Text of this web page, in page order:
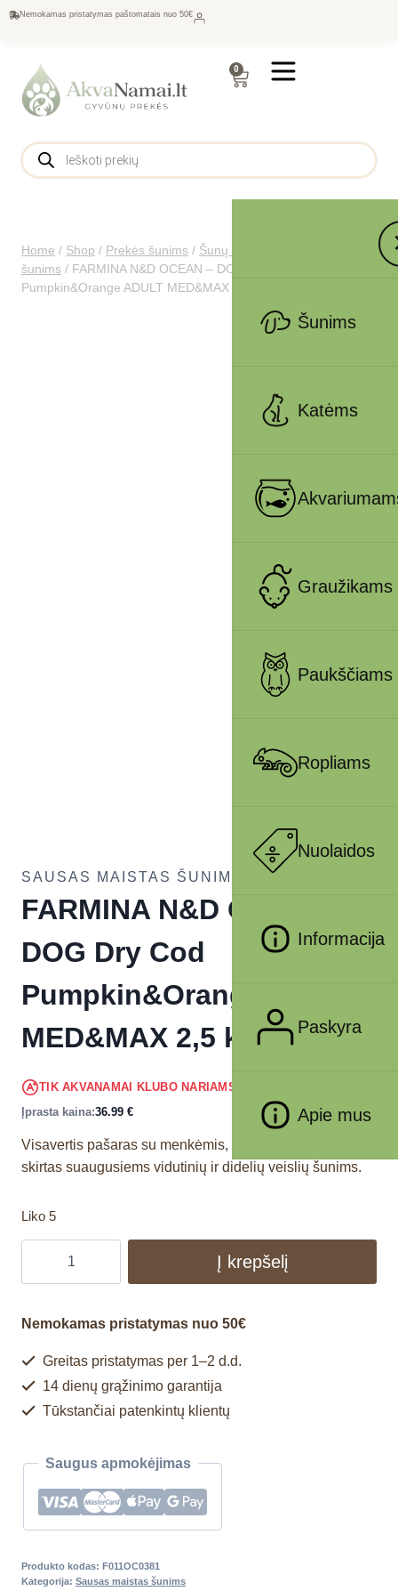
Nemokamas pristatymas paštomatais nuo 50€
0
Šunims
Katėms
Graužikams
Paukščiams
Ropliams
Nuolaidos
Informacija
Paskyra
Apie mus
Home / Shop / Prekės šunims / Šunų maistas
šunims / FARMINA N&D OCEAN – DOG Dry Cod
Pumpkin&Orange ADULT MED&MAX 2,5 kg
SAUSAS MAISTAS ŠUNIMS
FARMINA N&D OCEAN –
DOG Dry Cod
Pumpkin&Orange ADULT
MED&MAX 2,5 kg
TIK AKVANAMAI KLUBO NARIAMS
Įprasta kaina:36.99 €
Visavertis pašaras su menkėmis, moliūgais ir apelsinais
skirtas suaugusiems vidutinių ir didelių veislių šunims.
Liko 5
Į krepšelį
Nemokamas pristatymas nuo 50€
Greitas pristatymas per 1–2 d.d.
14 dienų grąžinimo garantija
Tūkstančiai patenkintų klientų
Saugus apmokėjimas
Produkto kodas: F011OC0381
Kategorija: Sausas maistas šunims